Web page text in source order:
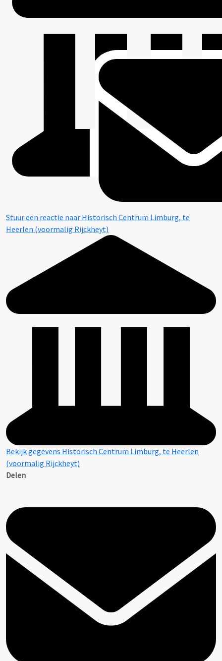
Stuur een reactie naar Historisch Centrum Limburg, te
Heerlen (voormalig Rijckheyt)
Bekijk gegevens Historisch Centrum Limburg, te Heerlen
(voormalig Rijckheyt)
Delen